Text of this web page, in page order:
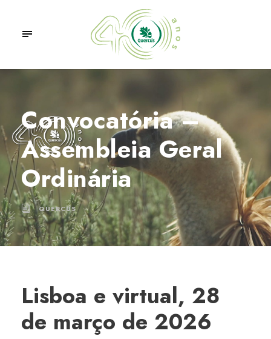
Convocatória –
Assembleia Geral
Ordinária
QUERCUS
Lisboa e virtual, 28
de março de 2026